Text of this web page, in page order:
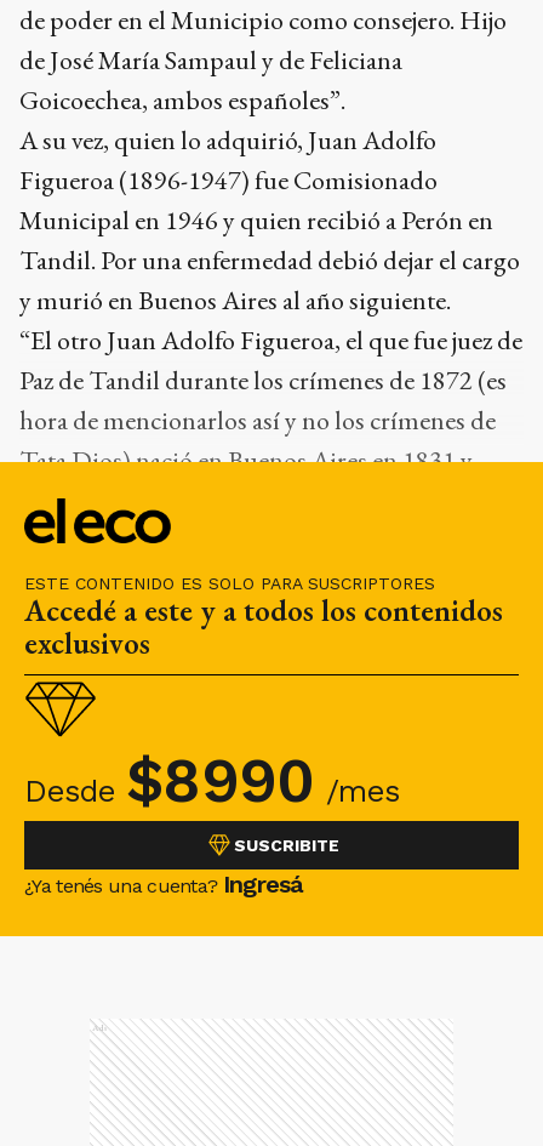
ESTE CONTENIDO ES SOLO PARA SUSCRIPTORES
Accedé a este y a todos los contenidos
exclusivos
Desde $8990 /mes
SUSCRIBITE
¿Ya tenés una cuenta? Ingresá
de poder en el Municipio como consejero. Hijo
de José María Sampaul y de Feliciana
Goicoechea, ambos españoles”.
A su vez, quien lo adquirió, Juan Adolfo
Figueroa (1896-1947) fue Comisionado
Municipal en 1946 y quien recibió a Perón en
Tandil. Por una enfermedad debió dejar el cargo
y murió en Buenos Aires al año siguiente.
“El otro Juan Adolfo Figueroa, el que fue juez de
Paz de Tandil durante los crímenes de 1872 (es
hora de mencionarlos así y no los crímenes de
Tata Dios) nació en Buenos Aires en 1831 y
murió en la misma ciudad en 1879”, aclaró.
Ads